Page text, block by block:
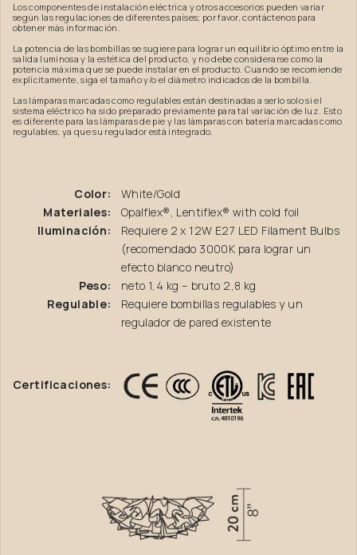
Los componentes de instalación eléctrica y otros accesorios pueden variar
según las regulaciones de diferentes países; por favor, contáctenos para
obtener más información.
La potencia de las bombillas se sugiere para lograr un equilibrio óptimo entre la
salida luminosa y la estética del producto, y no debe considerarse como la
potencia máxima que se puede instalar en el producto. Cuando se recomiende
explícitamente, siga el tamaño y/o el diámetro indicados de la bombilla.
Las lámparas marcadas como regulables están destinadas a serlo solo si el
sistema eléctrico ha sido preparado previamente para tal variación de luz. Esto
es diferente para las lámparas de pie y las lámparas con batería marcadas como
regulables, ya que su regulador está integrado.
Color:
White/Gold
Materiales:
Opalflex®, Lentiflex® with cold foil
Iluminación:
Requiere 2 x 12W E27 LED Filament Bulbs
(recomendado 3000K para lograr un
efecto blanco neutro)
Peso:
neto 1,4 kg – bruto 2,8 kg
Regulable:
Requiere bombillas regulables y un
regulador de pared existente
Certificaciones: